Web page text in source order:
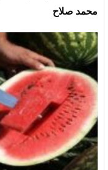
محمد صلاح